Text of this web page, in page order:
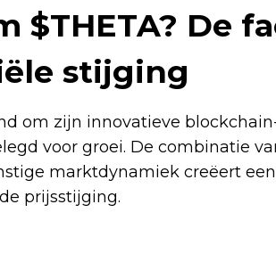
$THETA? De
stijging
om zijn innovatieve
voor groei. De combinatie
marktdynamiek creëert
prijsstijging.